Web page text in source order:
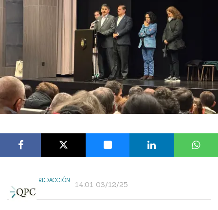
REDACCIÓN 14:01 03/12/25